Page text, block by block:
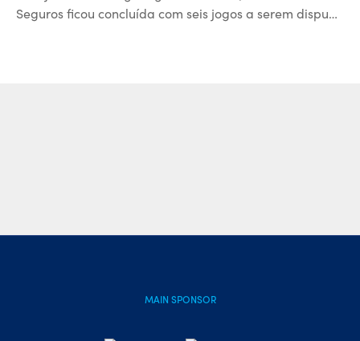
Seguros ficou concluída com seis jogos a serem dispu…
MAIN SPONSOR